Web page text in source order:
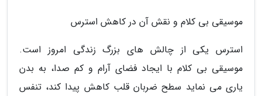
موسیقی بی کلام و نقش آن در کاهش استرس
استرس یکی از چالش های بزرگ زندگی امروز است.
موسیقی بی کلام با ایجاد فضای آرام و کم صدا، به بدن
یاری می نماید سطح ضربان قلب کاهش پیدا کند، تنفس